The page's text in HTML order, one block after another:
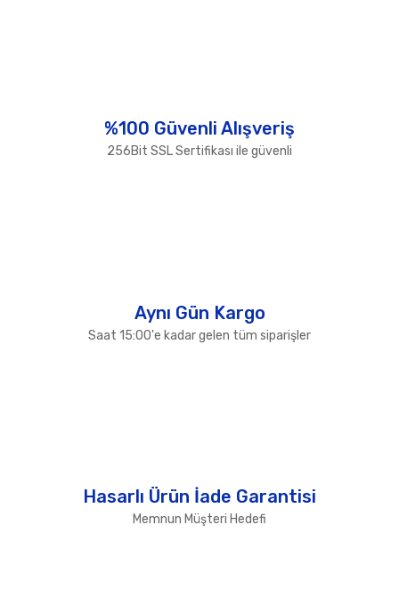
Ürün fiyatı diğer sitelerden daha pahalı.
%100 Güvenli Alışveriş
256Bit SSL Sertifikası ile güvenli
Aynı Gün Kargo
Saat 15:00'e kadar gelen tüm siparişler
Hasarlı Ürün İade Garantisi
Memnun Müşteri Hedefi